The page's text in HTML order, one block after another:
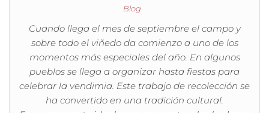
Blog
Cuando llega el mes de septiembre el campo y
sobre todo el viñedo da comienzo a uno de los
momentos más especiales del año. En algunos
pueblos se llega a organizar hasta fiestas para
celebrar la vendimia. Este trabajo de recolección se
ha convertido en una tradición cultural.